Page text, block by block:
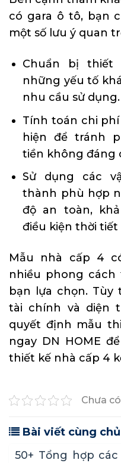
có gara ô tô, bạn
một số lưu ý quan
Chuẩn bị thiết
những yếu tố
nhu cầu sử dụng.
Tính toán chi
hiện để tránh
tiền không đáng
Sử dụng các
thành phù hợp
độ an toàn,
điều kiện thời
Mẫu nhà cấp 4
nhiều phong
bạn lựa chọn. Tùy
tài chính và diện
quyết định mẫu
ngay DN HOME
thiết kế nhà cấp 4
Chưa
Bài viết cùng
50+ Tổng hợp